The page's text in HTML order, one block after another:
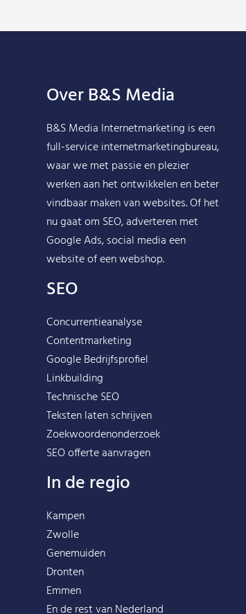
Over B&S Media
B&S Media Internetmarketing is een
full-service internetmarketingbureau,
waar we met passie en plezier
werken aan het ontwikkelen en beter
vindbaar maken van websites. Of het
nu gaat om SEO, adverteren met
Google Ads, social media een
website of een webshop.
SEO
Concurrentieanalyse
Contentmarketing
Google Bedrijfsprofiel
Linkbuilding
Technische SEO
Teksten laten schrijven
Zoekwoordenonderzoek
SEO offerte aanvragen
In de regio
Kampen
Zwolle
Genemuiden
Dronten
Emmen
En de rest vanNederland